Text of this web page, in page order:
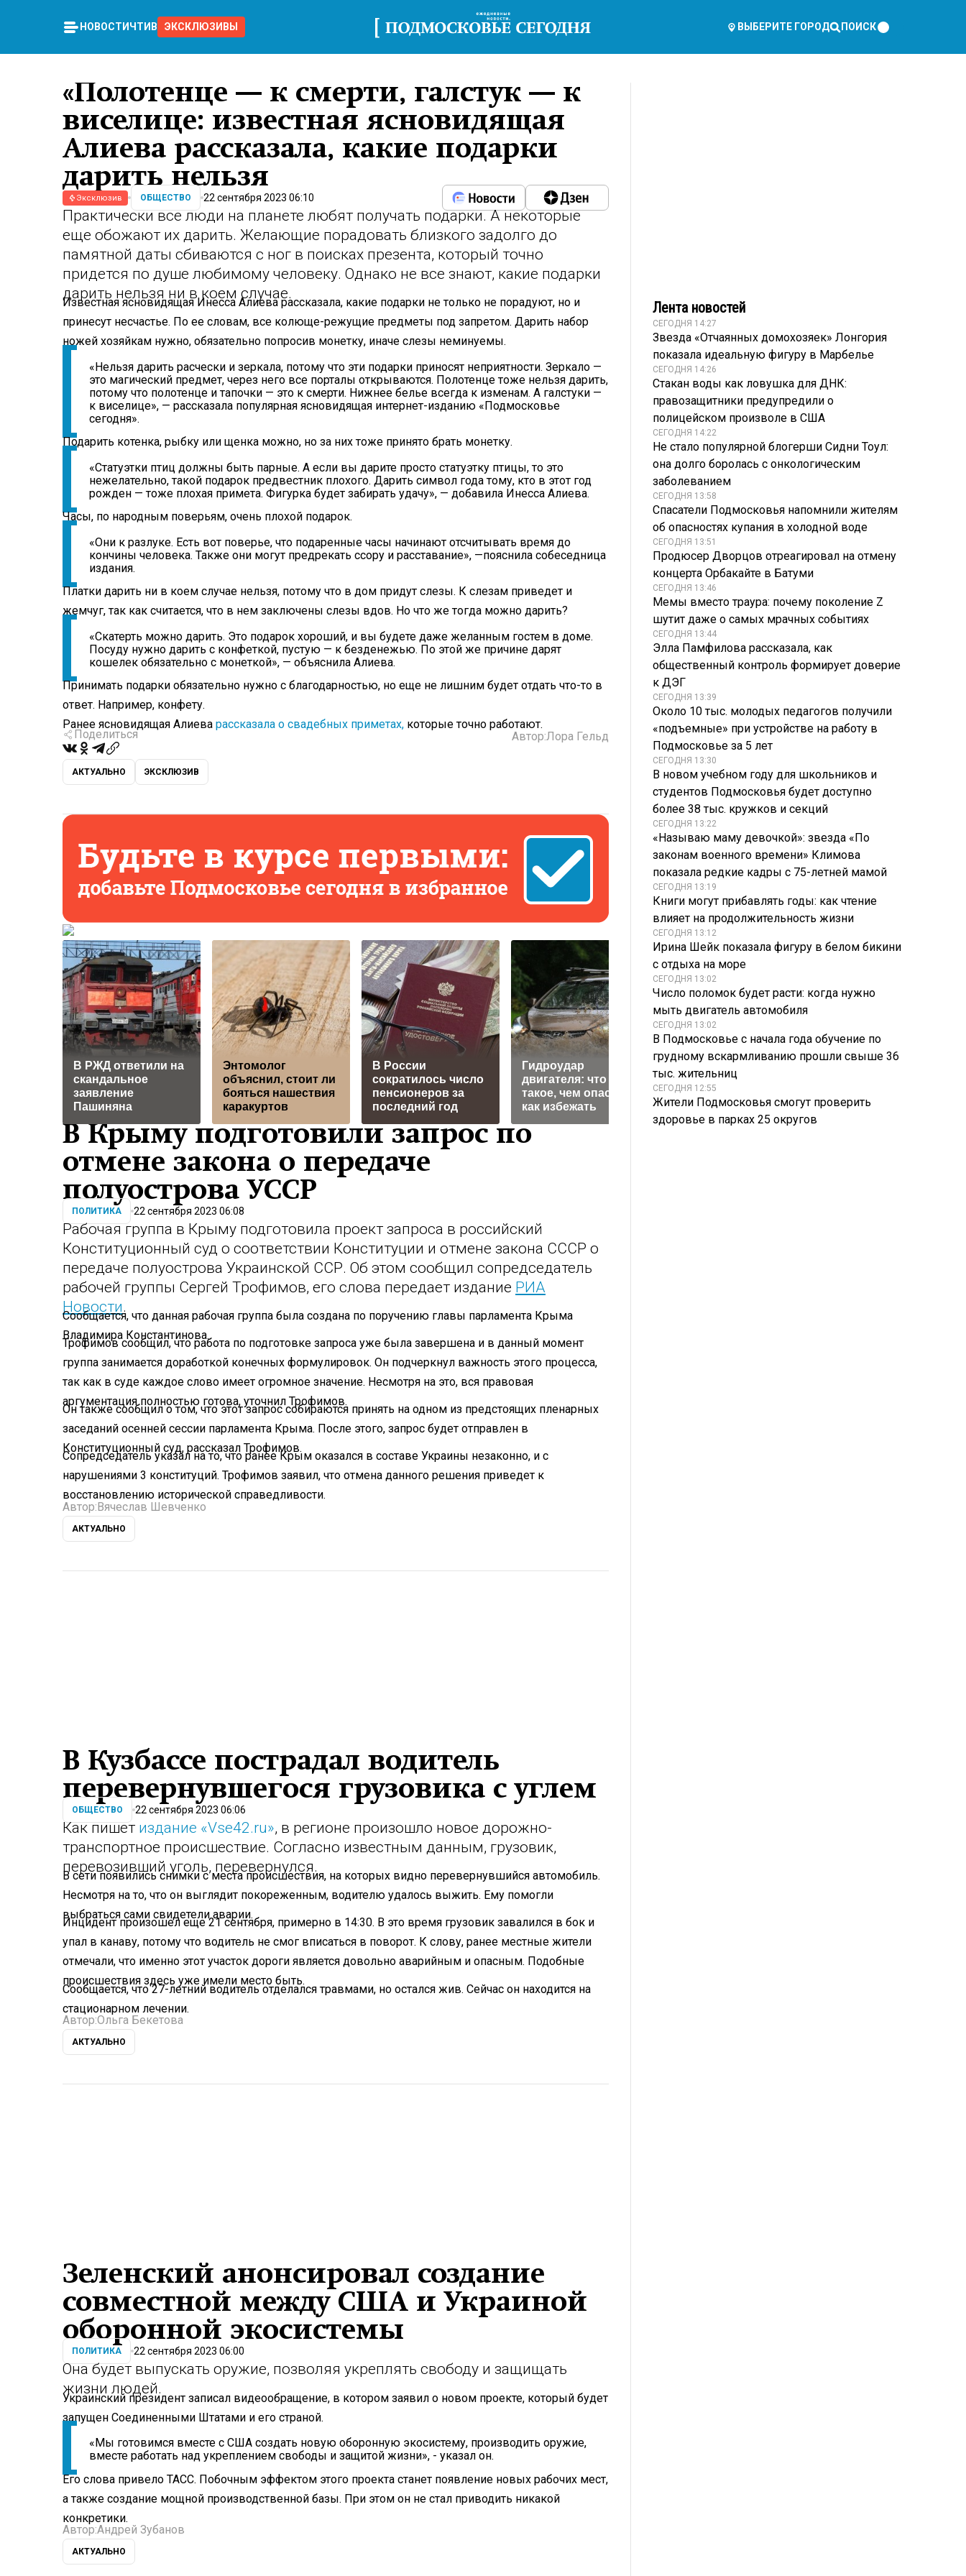
НОВОСТИ ЧТИВО ЭКСКЛЮЗИВЫ ВЫБЕРИТЕ ГОРОД ПОИСК
«Полотенце — к смерти, галстук — к
виселице: известная ясновидящая
Алиева рассказала, какие подарки
дарить нельзя
Эксклюзив ОБЩЕСТВО 22 сентября 2023 06:10
Практически все люди на планете любят получать подарки. А некоторые
еще обожают их дарить. Желающие порадовать близкого задолго до
памятной даты сбиваются с ног в поисках презента, который точно
придется по душе любимому человеку. Однако не все знают, какие подарки
дарить нельзя ни в коем случае.
Известная ясновидящая Инесса Алиева рассказала, какие подарки не только не порадуют, но и
принесут несчастье. По ее словам, все колюще-режущие предметы под запретом. Дарить набор
ножей хозяйкам нужно, обязательно попросив монетку, иначе слезы неминуемы.
«Нельзя дарить расчески и зеркала, потому что эти подарки приносят неприятности. Зеркало —
это магический предмет, через него все порталы открываются. Полотенце тоже нельзя дарить,
потому что полотенце и тапочки — это к смерти. Нижнее белье всегда к изменам. А галстуки —
к виселице», — рассказала популярная ясновидящая интернет-изданию «Подмосковье
сегодня».
Подарить котенка, рыбку или щенка можно, но за них тоже принято брать монетку.
«Статуэтки птиц должны быть парные. А если вы дарите просто статуэтку птицы, то это
нежелательно, такой подарок предвестник плохого. Дарить символ года тому, кто в этот год
рожден — тоже плохая примета. Фигурка будет забирать удачу», — добавила Инесса Алиева.
Часы, по народным поверьям, очень плохой подарок.
«Они к разлуке. Есть вот поверье, что подаренные часы начинают отсчитывать время до
кончины человека. Также они могут предрекать ссору и расставание», —пояснила собеседница
издания.
Платки дарить ни в коем случае нельзя, потому что в дом придут слезы. К слезам приведет и
жемчуг, так как считается, что в нем заключены слезы вдов. Но что же тогда можно дарить?
«Скатерть можно дарить. Это подарок хороший, и вы будете даже желанным гостем в доме.
Посуду нужно дарить с конфеткой, пустую — к безденежью. По этой же причине дарят
кошелек обязательно с монеткой», — объяснила Алиева.
Принимать подарки обязательно нужно с благодарностью, но еще не лишним будет отдать что-то в
ответ. Например, конфету.
Ранее ясновидящая Алиева рассказала о свадебных приметах, которые точно работают.
Поделиться Автор:Лора Гельд
АКТУАЛЬНО ЭКСКЛЮЗИВ
В РЖД ответили на
скандальное
заявление
Пашиняна
Энтомолог
объяснил, стоит ли
бояться нашествия
каракуртов
В России
сократилось число
пенсионеров за
последний год
Гидроудар
двигателя: что это
такое, чем опасен и
как избежать
Лаврова спросили
об его знаменитой
крылатой фразе
Крыму
В Крыму подготовили запрос по
отмене закона о передаче
полуострова УССР
ПОЛИТИКА 22 сентября 2023 06:08
Рабочая группа в Крыму подготовила проект запроса в российский
Конституционный суд о соответствии Конституции и отмене закона СССР о
передаче полуострова Украинской ССР. Об этом сообщил сопредседатель
рабочей группы Сергей Трофимов, его слова передает издание РИА
Новости.
Сообщается, что данная рабочая группа была создана по поручению главы парламента Крыма
Владимира Константинова.
Трофимов сообщил, что работа по подготовке запроса уже была завершена и в данный момент
группа занимается доработкой конечных формулировок. Он подчеркнул важность этого процесса,
так как в суде каждое слово имеет огромное значение. Несмотря на это, вся правовая
аргументация полностью готова, уточнил Трофимов.
Он также сообщил о том, что этот запрос собираются принять на одном из предстоящих пленарных
заседаний осенней сессии парламента Крыма. После этого, запрос будет отправлен в
Конституционный суд, рассказал Трофимов.
Сопредседатель указал на то, что ранее Крым оказался в составе Украины незаконно, и с
нарушениями 3 конституций. Трофимов заявил, что отмена данного решения приведет к
восстановлению исторической справедливости.
Автор: Вячеслав Шевченко
АКТУАЛЬНО
В Кузбассе пострадал водитель
перевернувшегося грузовика с углем
ОБЩЕСТВО 22 сентября 2023 06:06
Как пишет издание «Vse42.ru», в регионе произошло новое дорожно-
транспортное происшествие. Согласно известным данным, грузовик,
перевозивший уголь, перевернулся.
В сети появились снимки с места происшествия, на которых видно перевернувшийся автомобиль.
Несмотря на то, что он выглядит покореженным, водителю удалось выжить. Ему помогли
выбраться сами свидетели аварии.
Инцидент произошел еще 21 сентября, примерно в 14:30. В это время грузовик завалился в бок и
упал в канаву, потому что водитель не смог вписаться в поворот. К слову, ранее местные жители
отмечали, что именно этот участок дороги является довольно аварийным и опасным. Подобные
происшествия здесь уже имели место быть.
Сообщается, что 27-летний водитель отделался травмами, но остался жив. Сейчас он находится на
стационарном лечении.
Автор:Ольга Бекетова
АКТУАЛЬНО
Зеленский анонсировал создание
совместной между США и Украиной
оборонной экосистемы
ПОЛИТИКА 22 сентября 2023 06:00
Она будет выпускать оружие, позволяя укреплять свободу и защищать
жизни людей.
Украинский президент записал видеообращение, в котором заявил о новом проекте, который будет
запущен Соединенными Штатами и его страной.
«Мы готовимся вместе с США создать новую оборонную экосистему, производить оружие,
вместе работать над укреплением свободы и защитой жизни», - указал он.
Его слова привело ТАСС. Побочным эффектом этого проекта станет появление новых рабочих мест,
а также создание мощной производственной базы. При этом он не стал приводить никакой
конкретики.
Автор:Андрей Зубанов
АКТУАЛЬНО
Лента новостей
СЕГОДНЯ 14:27
Звезда «Отчаянных домохозяек» Лонгория
показала идеальную фигуру в Марбелье
СЕГОДНЯ 14:26
Стакан воды как ловушка для ДНК:
правозащитники предупредили о
полицейском произволе в США
СЕГОДНЯ 14:22
Не стало популярной блогерши Сидни Тоул:
она долго боролась с онкологическим
заболеванием
СЕГОДНЯ 13:58
Спасатели Подмосковья напомнили жителям
об опасностях купания в холодной воде
СЕГОДНЯ 13:51
Продюсер Дворцов отреагировал на отмену
концерта Орбакайте в Батуми
СЕГОДНЯ 13:46
Мемы вместо траура: почему поколение Z
шутит даже о самых мрачных событиях
СЕГОДНЯ 13:44
Элла Памфилова рассказала, как
общественный контроль формирует доверие
к ДЭГ
СЕГОДНЯ 13:39
Около 10 тыс. молодых педагогов получили
«подъемные» при устройстве на работу в
Подмосковье за 5 лет
СЕГОДНЯ 13:30
В новом учебном году для школьников и
студентов Подмосковья будет доступно
более 38 тыс. кружков и секций
СЕГОДНЯ 13:22
«Называю маму девочкой»: звезда «По
законам военного времени» Климова
показала редкие кадры с 75-летней мамой
СЕГОДНЯ 13:19
Книги могут прибавлять годы: как чтение
влияет на продолжительность жизни
СЕГОДНЯ 13:12
Ирина Шейк показала фигуру в белом бикини
с отдыха на море
СЕГОДНЯ 13:02
Число поломок будет расти: когда нужно
мыть двигатель автомобиля
СЕГОДНЯ 13:02
В Подмосковье с начала года обучение по
грудному вскармливанию прошли свыше 36
тыс. жительниц
СЕГОДНЯ 12:55
Жители Подмосковья смогут проверить
здоровье в парках 25 округов